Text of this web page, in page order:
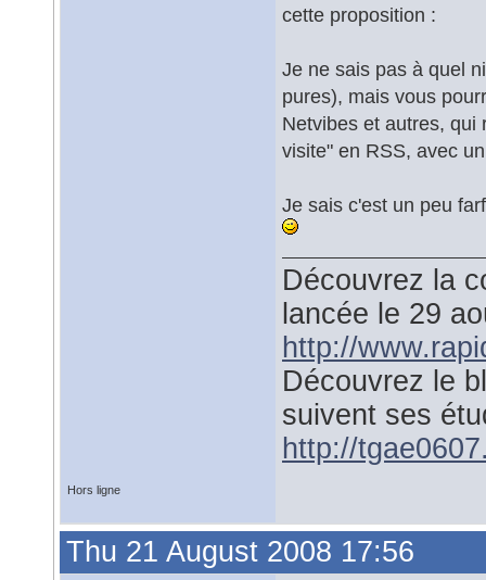
cette proposition :
Je ne sais pas à quel
pures), mais vous
Netvibes et autres, qui
visite" en RSS, avec
Je sais c'est un peu
Découvrez la
lancée le 29
http://
Découvrez le
suivent ses
http://
Hors ligne
Thu 21 August 2008 17:56